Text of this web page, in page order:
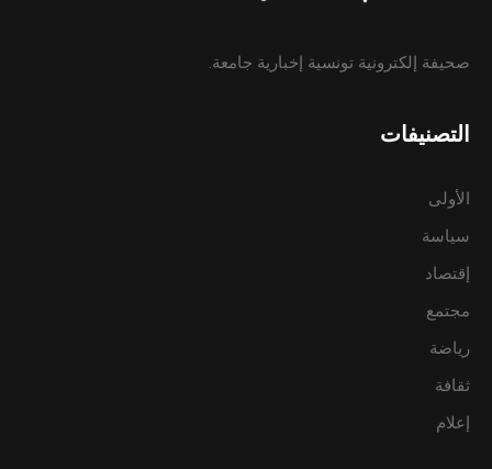
صحيفة إلكترونية تونسية إخبارية جامعة.
التصنيفات
الأولى
سياسة
إقتصاد
مجتمع
رياضة
ثقافة
إعلام